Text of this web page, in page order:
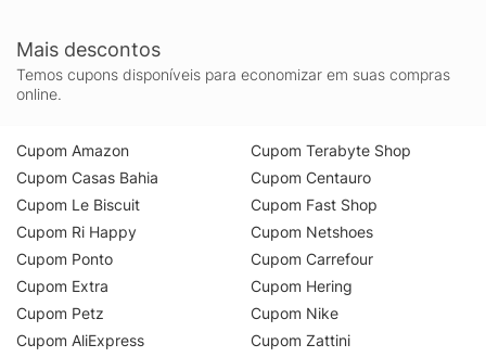
Mais descontos
Temos cupons disponíveis para economizar em suas compras
online.
Cupom Amazon
Cupom Casas Bahia
Cupom Le Biscuit
Cupom Ri Happy
Cupom Ponto
Cupom Extra
Cupom Petz
Cupom AliExpress
Cupom Terabyte Shop
Cupom Centauro
Cupom Fast Shop
Cupom Netshoes
Cupom Carrefour
Cupom Hering
Cupom Nike
Cupom Zattini